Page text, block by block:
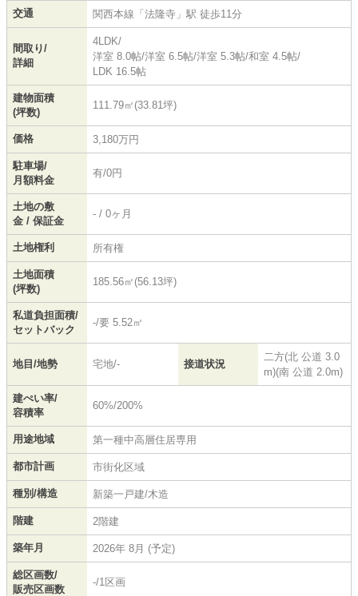
交通 関西本線 「 法隆寺 」駅 徒歩11分
間取り/
詳細
4LDK/
洋室 8.0帖/洋室 6.5帖/洋室 5.3帖/和室 4.5帖/
LDK 16.5帖
建物面積
(坪数)
111.79㎡(33.81坪)
価格 3,180万円
駐車場/
月額料金
有/0円
土地の敷
金 / 保証金
- / 0ヶ月
土地権利 所有権
土地面積
(坪数)
185.56㎡(56.13坪)
私道負担面積/
セットバック
-/要 5.52㎡
地目/地勢 宅地/- 接道状況
二方(北 公道 3.0
m)(南 公道 2.0m)
建ぺい率/
容積率
60%/200%
用途地域 第一種中高層住居専用
都市計画 市街化区域
種別/構造 新築一戸建/木造
階建 2階建
築年月 2026年 8月 (予定)
総区画数/
販売区画数
-/1区画